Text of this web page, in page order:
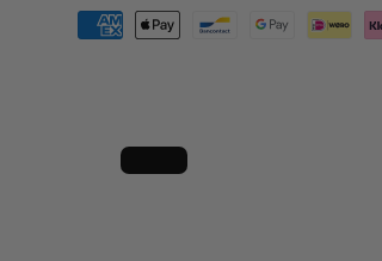
vezels voor zeer sterke